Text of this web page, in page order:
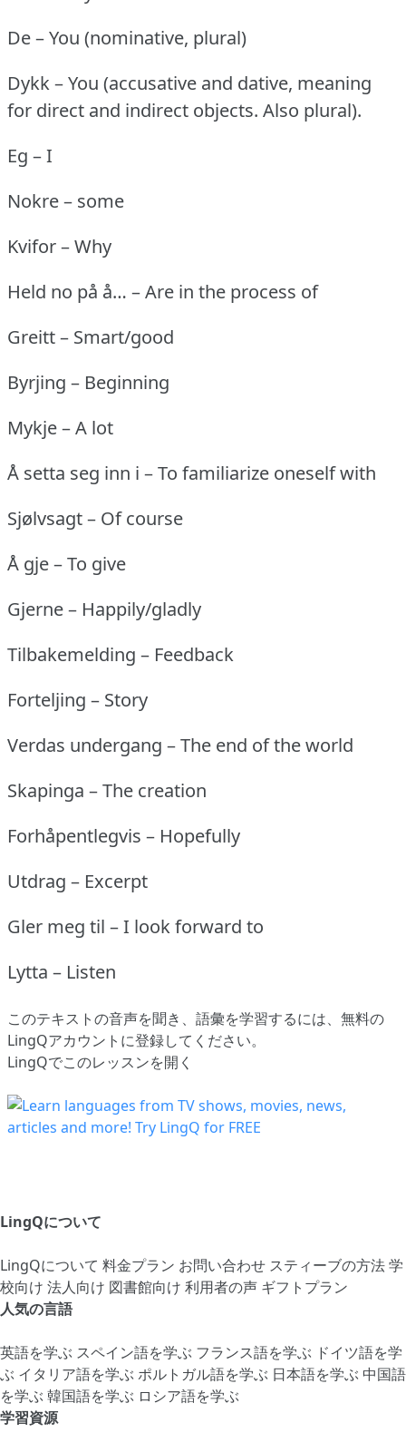
De – You (nominative, plural)
Dykk – You (accusative and dative, meaning
for direct and indirect objects. Also plural).
Eg – I
Nokre – some
Kvifor – Why
Held no på å… – Are in the process of
Greitt – Smart/good
Byrjing – Beginning
Mykje – A lot
Å setta seg inn i – To familiarize oneself with
Sjølvsagt – Of course
Å gje – To give
Gjerne – Happily/gladly
Tilbakemelding – Feedback
Forteljing – Story
Verdas undergang – The end of the world
Skapinga – The creation
Forhåpentlegvis – Hopefully
Utdrag – Excerpt
Gler meg til – I look forward to
Lytta – Listen
このテキストの音声を聞き、語彙を学習するには、 無料の
LingQアカウントに登録してください。
LingQでこのレッスンを開く
LingQについて
LingQについて 料金プラン お問い合わせ スティーブの方法学
校向け 法人向け 図書館向け 利用者の声 ギフトプラン
人気の言語
英語を学ぶ スペイン語を学ぶ フランス語を学ぶ ドイツ語を学
ぶ イタリア語を学ぶ ポルトガル語を学ぶ 日本語を学ぶ 中国語
を学ぶ 韓国語を学ぶ ロシア語を学ぶ
学習資源